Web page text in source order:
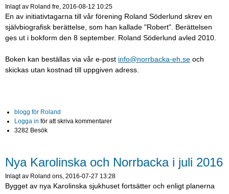
Inlagt av Roland fre, 2016-08-12 10:25
En av initiativtagarna till vår förening Roland Söderlund skrev en
självbiografisk berättelse, som han kallade "Robert". Berättelsen
ges ut i bokform den 8 september. Roland Söderlund avled 2010.
Boken kan beställas via vår e-post info@norrbacka-eh.se och
skickas utan kostnad till uppgiven adress.
blogg för Roland
Logga in för att skriva kommentarer
3282 Besök
Nya Karolinska och Norrbacka i juli 2016
Inlagt av Roland ons, 2016-07-27 13:28
Bygget av nya Karolinska sjukhuset fortsätter och enligt planerna